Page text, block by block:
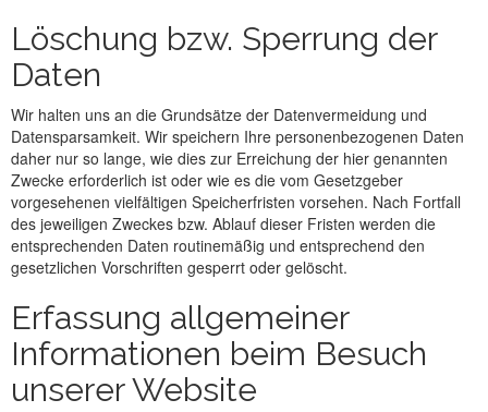
Löschung bzw. Sperrung der
Daten
Wir halten uns an die Grundsätze der Datenvermeidung und
Datensparsamkeit. Wir speichern Ihre personenbezogenen Daten
daher nur so lange, wie dies zur Erreichung der hier genannten
Zwecke erforderlich ist oder wie es die vom Gesetzgeber
vorgesehenen vielfältigen Speicherfristen vorsehen. Nach Fortfall
des jeweiligen Zweckes bzw. Ablauf dieser Fristen werden die
entsprechenden Daten routinemäßig und entsprechend den
gesetzlichen Vorschriften gesperrt oder gelöscht.
Erfassung allgemeiner
Informationen beim Besuch
unserer Website